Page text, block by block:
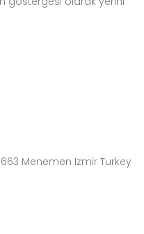
Menemen Izmir Turkey